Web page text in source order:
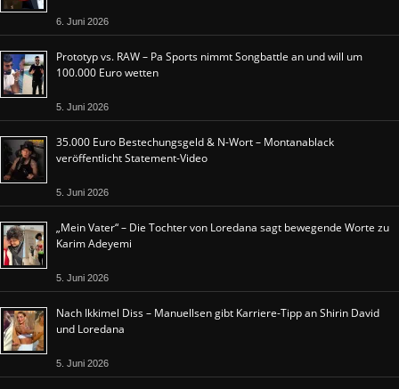
6. Juni 2026
Prototyp vs. RAW – Pa Sports nimmt Songbattle an und will um
100.000 Euro wetten
5. Juni 2026
35.000 Euro Bestechungsgeld & N-Wort – Montanablack
veröffentlicht Statement-Video
5. Juni 2026
„Mein Vater“ – Die Tochter von Loredana sagt bewegende Worte zu
Karim Adeyemi
5. Juni 2026
Nach Ikkimel Diss – Manuellsen gibt Karriere-Tipp an Shirin David
und Loredana
5. Juni 2026